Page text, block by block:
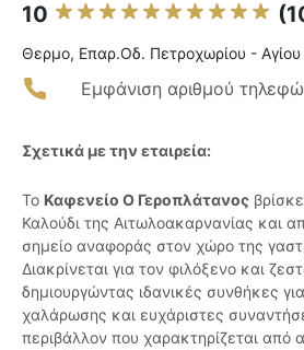
10
Θερμο, Επαρ.Οδ. Πετροχωρίου - Αγίου
Εμφάνιση αριθμού
Σχετικά με την εταιρεία:
Το Καφενείο Ο Γεροπλάτανος
Καλούδι της Αιτωλοακαρνανίας και
σημείο αναφοράς στον χώρο της
Διακρίνεται για τον φιλόξενο και
δημιουργώντας ιδανικές συνθήκες
χαλάρωσης και ευχάριστες
περιβάλλον που χαρακτηρίζεται από